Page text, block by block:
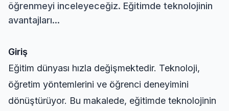
öğrenmeyi inceleyeceğiz. Eğitimde teknolojinin
avantajları...
Giriş
Eğitim dünyası hızla değişmektedir. Teknoloji,
öğretim yöntemlerini ve öğrenci deneyimini
dönüştürüyor. Bu makalede, eğitimde teknolojinin